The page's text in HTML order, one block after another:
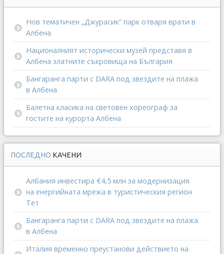
Нов тематичен „Джурасик“ парк отваря врати в
Албена
Националният исторически музей представя в
Албена златните съкровища на България
Бангаранга парти с DARA под звездите на плажа
в Албена
Балетна класика на световен хореограф за
гостите на курорта Албена
ПОСЛЕДНО КАЧЕНИ
Албания инвестира €4,5 млн за модернизация
на енергийната мрежа в туристическия регион
Тет
Бангаранга парти с DARA под звездите на плажа
в Албена
Италия временно преустанови действието на